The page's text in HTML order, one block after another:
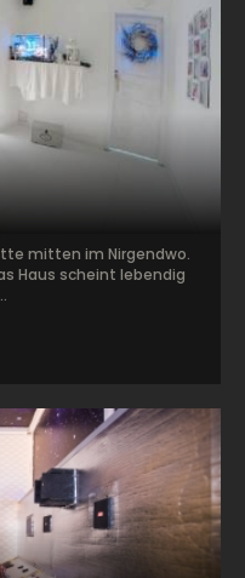
mitten im Nirgendwo.
Haus scheint lebendig